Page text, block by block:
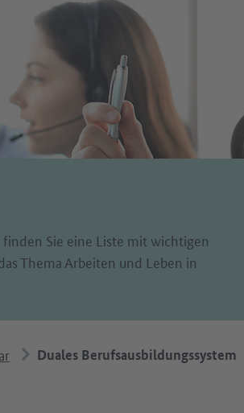
finden Sie eine Liste mit wichtigen
Thema Arbeiten und Leben in
Duales Berufsausbildungssystem